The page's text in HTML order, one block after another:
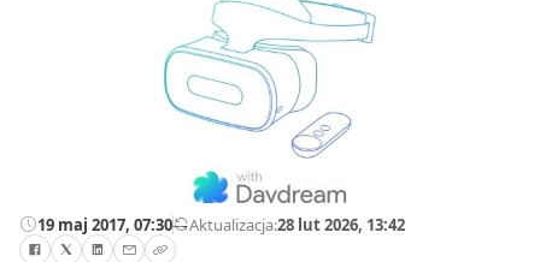
19 maj 2017, 07:30—Aktualizacja:28 lut 2026, 13:42